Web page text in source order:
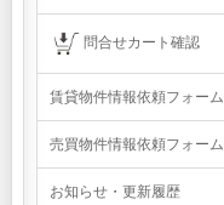
問合せカート確認
賃貸物件情報依頼フォーム
売買物件情報依頼フォーム
お知らせ・更新履歴